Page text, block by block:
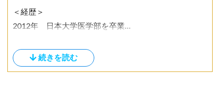
＜経歴＞
2012年 日本大学医学部を卒業
2014年 慶應義塾大学整形外科学教室に入職
2016年 大手美容外科クリニックに勤務